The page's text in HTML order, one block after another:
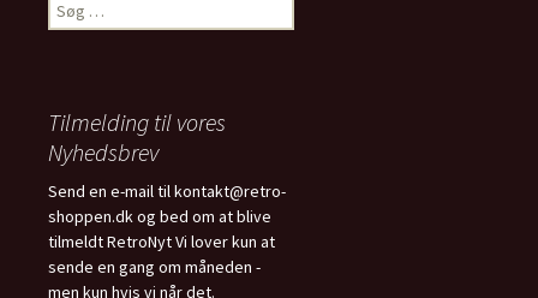
efter:
Tilmelding til vores
Nyhedsbrev
Send en e-mail til kontakt@retro-
shoppen.dk og bed om at blive
tilmeldt RetroNyt Vi lover kun at
sende en gang om måneden -
men kun hvis vi når det.